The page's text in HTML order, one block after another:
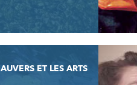
AUVERS ET LES ARTS